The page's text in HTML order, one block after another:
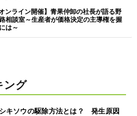
オンライン開催】青果仲卸の社長が語る野
相談室～生産者が価格決定の主導権を握
は～
ング
キソウの駆除方法とは？ 発生原因